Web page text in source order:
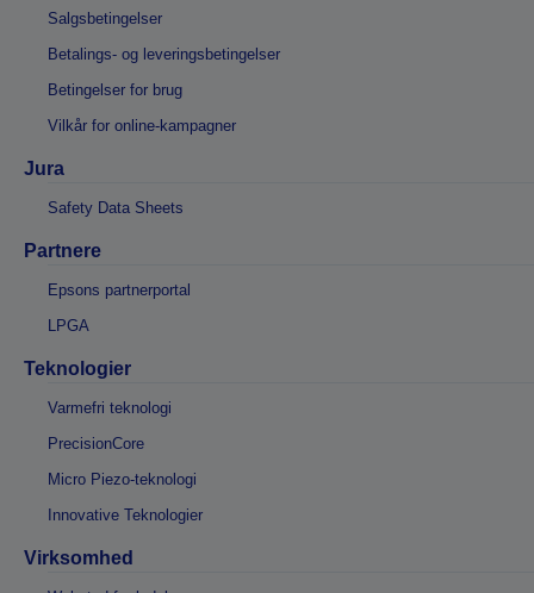
Salgsbetingelser
Betalings- og leveringsbetingelser
Betingelser for brug
Vilkår for online-kampagner
Jura
Safety Data Sheets
Partnere
Epsons partnerportal
LPGA
Teknologier
Varmefri teknologi
PrecisionCore
Micro Piezo-teknologi
Innovative Teknologier
Virksomhed